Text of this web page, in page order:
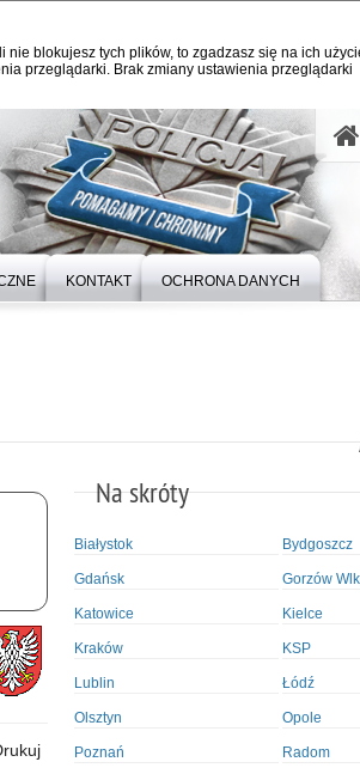
blokujesz tych plików, to zgadzasz się na ich
przeglądarki. Brak zmiany ustawienia przeglądarki
KONTAKT OCHRONA DANYCH
Na skróty
Białystok Bydgoszcz
Gdańsk Gorzów
Katowice Kielce
Kraków KSP
Lublin Łódź
Olsztyn Opole
Poznań Radom